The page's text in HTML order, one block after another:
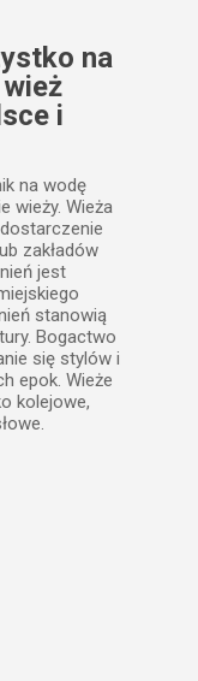
na
i
na wodę
wieży. Wieża
zakładów
jest
stanowią
Bogactwo
się stylów i
epok. Wieże
kolejowe,